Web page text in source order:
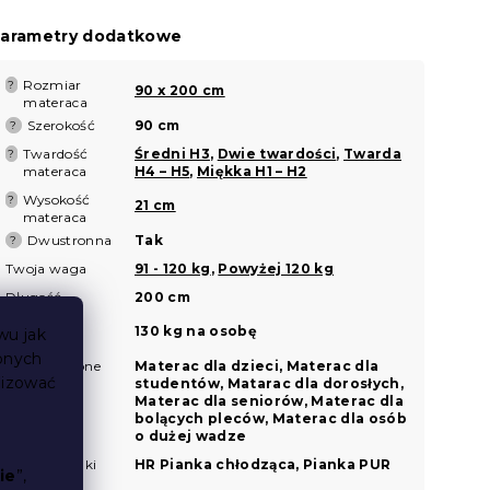
jak
”,
dodatkowe
?
Rozmiar
materaca
90 x 200 cm
? Szerokość 90 cm
?
Twardość
materaca
Średni H3, Dwie twardości, Twarda
H4 – H5, Miękka H1 – H2
?
Wysokość
materaca
21 cm
? Dwustronna
Tak
Twoja waga
91 - 120 kg , Powyżej 120 kg
Długość
200 cm
Nośność
materaca
130 kg na osobę
Przeznaczone
do
Materac dla dzieci, Materac dla
studentów, Matarac dla dorosłych,
Materac dla seniorów, Materac dla
bolących pleców, Materac dla osób
o dużej wadze
Rodzaj pianki
HR Pianka chłodząca, Pianka PUR